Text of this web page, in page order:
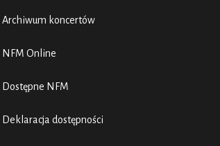
Archiwum koncertów
NFM Online
Dostępne NFM
Deklaracja dostępności